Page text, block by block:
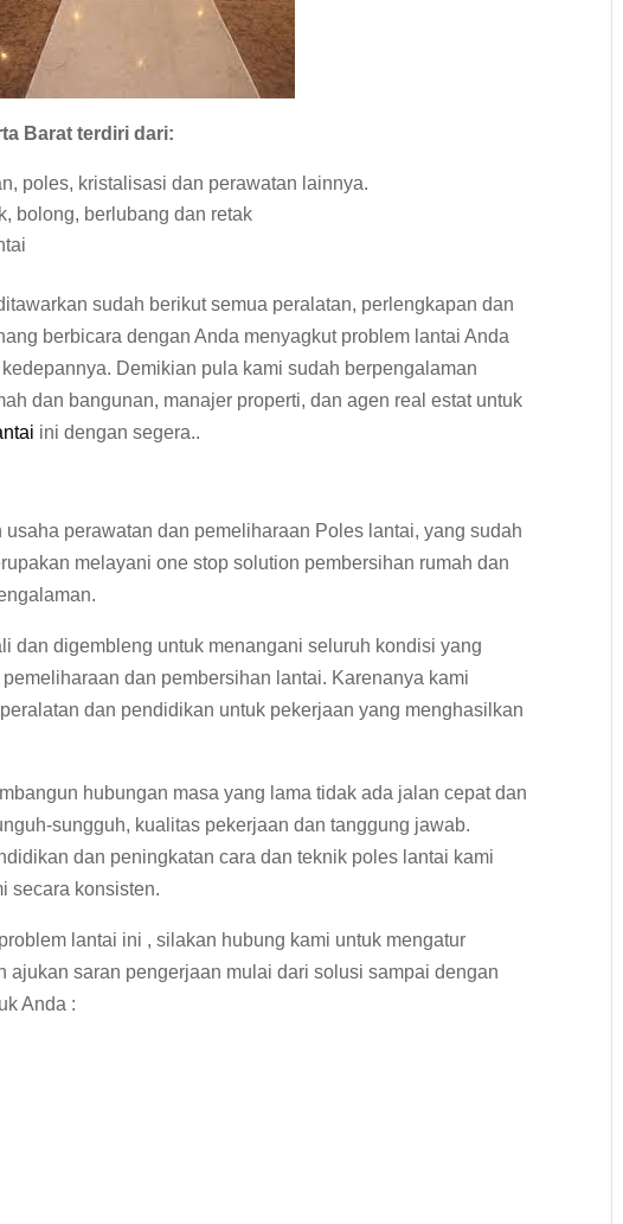
Barat terdiri dari:
poles, kristalisasi dan perawatan lainnya.
bolong, berlubang dan retak
sudah berikut semua peralatan, perlengkapan dan
berbicara dengan Anda menyagkut problem lantai Anda
Demikian pula kami sudah berpengalaman
dan bangunan, manajer properti, dan agen real estat untuk
ini dengan segera..
usaha perawatan dan pemeliharaan Poles lantai, yang sudah
melayani one stop solution pembersihan rumah dan
dan digembleng untuk menangani seluruh kondisi yang
dan pembersihan lantai. Karenanya kami
dan pendidikan untuk pekerjaan yang menghasilkan
hubungan masa yang lama tidak ada jalan cepat dan
sungguh, kualitas pekerjaan dan tanggung jawab.
dan peningkatan cara dan teknik poles lantai kami
secara konsisten.
lantai ini , silakan hubung kami untuk mengatur
ajukan saran pengerjaan mulai dari solusi sampai dengan
Anda :